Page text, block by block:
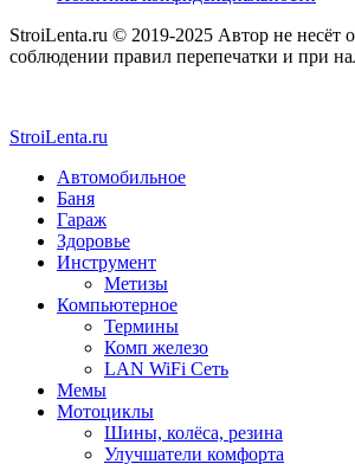
StroiLenta.ru © 2019-2025 Автор не несёт
соблюдении правил перепечатки и при
StroiLenta.ru
Автомобильное
Баня
Гараж
Здоровье
Инструмент
Метизы
Компьютерное
Термины
Комп железо
LAN WiFi Сеть
Мемы
Мотоциклы
Шины, колёса, резина
Улучшатели комфорта